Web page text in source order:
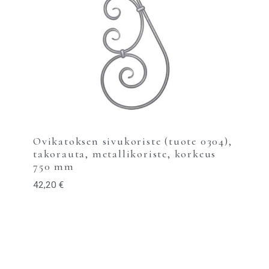
Ovikatoksen sivukoriste (tuote 0304),
takorauta, metallikoriste, korkeus
750 mm
42,20 €